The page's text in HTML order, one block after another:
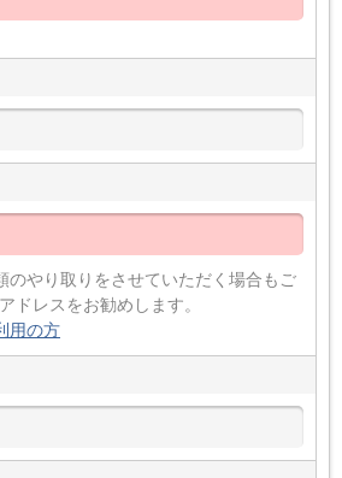
やり取りをさせていただく場合もご
ドレスをお勧めします。
用の方